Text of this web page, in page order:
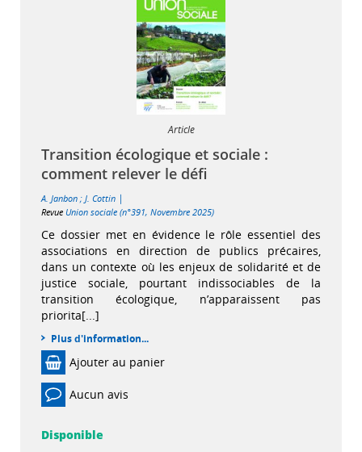
Article
Transition écologique et sociale :
comment relever le défi
A. Janbon ; J. Cottin |
Revue Union sociale (n°391, Novembre 2025)
Ce dossier met en évidence le rôle essentiel des
associations en direction de publics précaires,
dans un contexte où les enjeux de solidarité et de
justice sociale, pourtant indissociables de la
transition écologique, n’apparaissent pas
priorita[...]
Plus d'information...
Ajouter au panier
Aucun avis
Disponible